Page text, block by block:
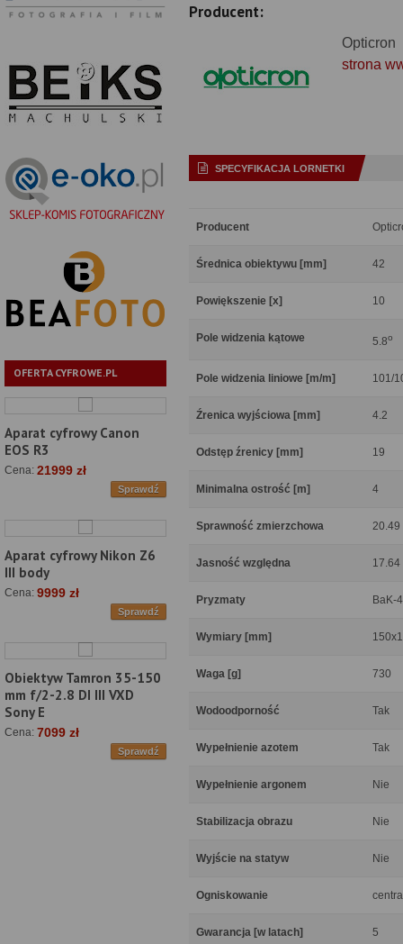
OFERTA CYFROWE.PL
Aparat cyfrowy Canon
EOS R3
Cena: 21999 zł
Sprawdź
Aparat cyfrowy Nikon Z6
III body
Cena: 9999 zł
Sprawdź
Obiektyw Tamron 35-150
mm f/2-2.8 DI III VXD
Sony E
Cena: 7099 zł
Sprawdź
Producent:
Opticron
strona
SPECYFIKACJA LORNETKI
Producent
Średnica obiektywu [mm] 42
Powiększenie [x] 10
Pole widzenia kątowe 5.8o
Pole widzenia liniowe [m/m] 101/
Źrenica wyjściowa [mm] 4.2
Odstęp źrenicy [mm] 19
Minimalna ostrość [m] 4
Sprawność zmierzchowa 20.49
Jasność względna 17.64
Pryzmaty BaK-
Wymiary [mm]
Waga [g] 730
Wodoodporność Tak
Wypełnienie azotem Tak
Wypełnienie argonem Nie
Stabilizacja obrazu Nie
Wyjście na statyw Nie
Ogniskowanie
Gwarancja [w latach] 5